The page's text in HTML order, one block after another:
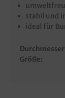
stabil und
ideal für
Größe: